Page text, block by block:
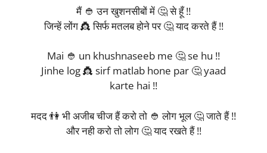
मैं 👲 उन खुशनसीबों में 🤔 से हूँ !!
जिन्हें लोंग 👸 सिर्फ मतलब होने पर 🤔 याद करते हैं !!
Mai 👲 un khushnaseeb me 🤔 se hu !!
Jinhe log 👸 sirf matlab hone par 🤔 yaad
karte hai !!
मदद 👫 भी अजीब चीज हैं करो तो 👲 लोग भूल 🤔 जाते हैं !!
और नही करो तो लोग 🤔 याद रखते हैं !!